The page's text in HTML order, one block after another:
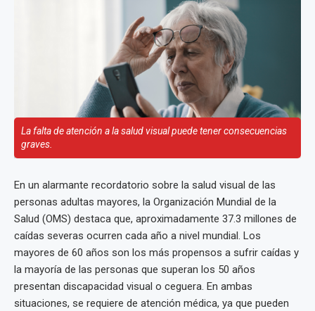
La falta de atención a la salud visual puede tener consecuencias
graves.
En un alarmante recordatorio sobre la salud visual de las
personas adultas mayores, la Organización Mundial de la
Salud (OMS) destaca que, aproximadamente 37.3 millones de
caídas severas ocurren cada año a nivel mundial. Los
mayores de 60 años son los más propensos a sufrir caídas y
la mayoría de las personas que superan los 50 años
presentan discapacidad visual o ceguera. En ambas
situaciones, se requiere de atención médica, ya que pueden